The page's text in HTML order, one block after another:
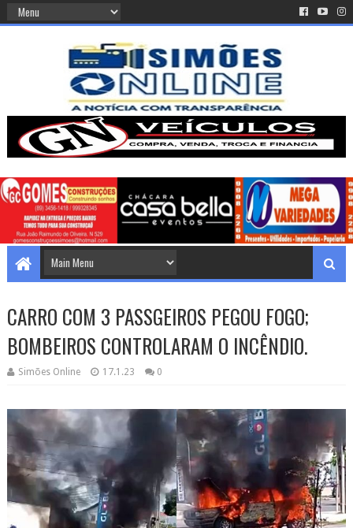
CARRO COM 3 PASSGEIROS PEGOU FOGO;
BOMBEIROS CONTROLARAM O INCÊNDIO.
Simões Online 17.1.23 0